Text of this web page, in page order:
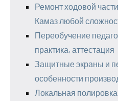
Ремонт ходовой
Камаз любой
Переобучение
практика, аттестация
Защитные экраны и
особенности
Локальная